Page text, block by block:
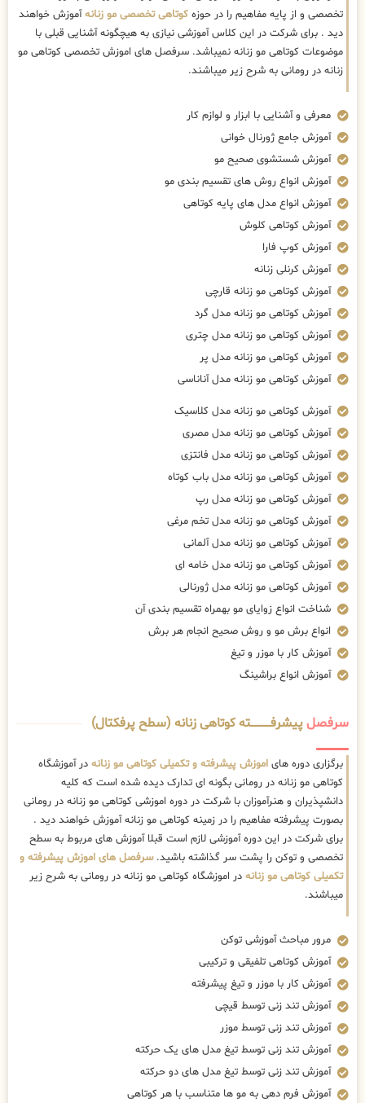
تخصصی و از پایه مفاهیم را در حوزه کوتاهی تخصصی مو زنانهآموزش خواهند
دید . برای شرکت در این کلاس آموزشی نیازی به هیچگونه آشنایی قبلی با
موضوعات کوتاهی مو زنانه نمیباشد. سرفصل های اموزش تخصصی کوتاهی مو
زنانه در رومانی به شرح زیر میباشند.
معرفی و آشنایی با ابزار و لوازم کار
آموزش جامع ژورنال خوانی
آموزش شستشوی صحیح مو
آموزش انواع روش های تقسیم بندی مو
آموزش انواع مدل های پایه کوتاهی
آموزش کوتاهی کلوش
آموزش کوپ فارا
آموزش کرنلی زنانه
آموزش کوتاهی مو زنانه قارچی
آموزش کوتاهی مو زنانه مدل گرد
آموزش کوتاهی مو زنانه مدل چتری
آموزش کوتاهی مو زنانه مدل پر
آموزش کوتاهی مو زنانه مدل آناناسی
آموزش کوتاهی مو زنانه مدل کلاسیک
آموزش کوتاهی مو زنانه مدل مصری
آموزش کوتاهی مو زنانه مدل فانتزی
آموزش کوتاهی مو زنانه مدل باب کوتاه
آموزش کوتاهی مو زنانه مدل رپ
آموزش کوتاهی مو زنانه مدل تخم مرغی
آموزش کوتاهی مو زنانه مدل آلمانی
آموزش کوتاهی مو زنانه مدل خامه ای
آموزش کوتاهی مو زنانه مدل ژورنالی
شناخت انواع زوایای مو بهمراه تقسیم بندی آن
انواع برش مو و روش صحیح انجام هر برش
آموزش کار با موزر و تیغ
آموزش انواع براشینگ
سرفصلپیشرفــــــــــــته کوتاهی زنانه (سطح پرفکتال)
برگزاری دوره های اموزش پیشرفته و تکمیلی کوتاهی مو زنانه در آموزشگاه
کوتاهی مو زنانه در رومانی بگونه ای تدارک دیده شده است که کلیه
دانشپذیران و هنرآموزان با شرکت در دوره اموزشی کوتاهی مو زنانه در رومانی
بصورت پیشرفته مفاهیم را در زمینه کوتاهی مو زنانه آموزش خواهند دید .
برای شرکت در این دوره آموزشی لازم است قبلا آموزش های مربوط به سطح
تخصصی و توکن را پشت سر گذاشته باشید.سرفصل های اموزش پیشرفته و
تکمیلی کوتاهی مو زنانه در اموزشگاه کوتاهی مو زنانه در رومانی به شرح زیر
میباشند.
مرور مباحث آموزشی توکن
آموزش کوتاهی تلفیقی و ترکیبی
آموزش کار با موزر و تیغ پیشرفته
آموزش تند زنی توسط قیچی
آموزش تند زنی توسط موزر
آموزش تند زنی توسط تیغ مدل های یک حرکته
آموزش تند زنی توسط تیغ مدل های دو حرکته
آموزش فرم دهی به مو ها متناسب با هر کوتاهی